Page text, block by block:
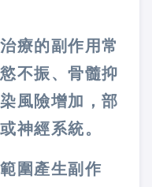
療的副作用常
不振、骨髓抑
風險增加，部
神經系統。
圍產生副作